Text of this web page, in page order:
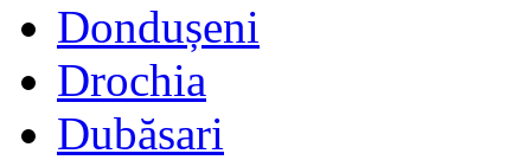
Dondușeni
Drochia
Dubăsari